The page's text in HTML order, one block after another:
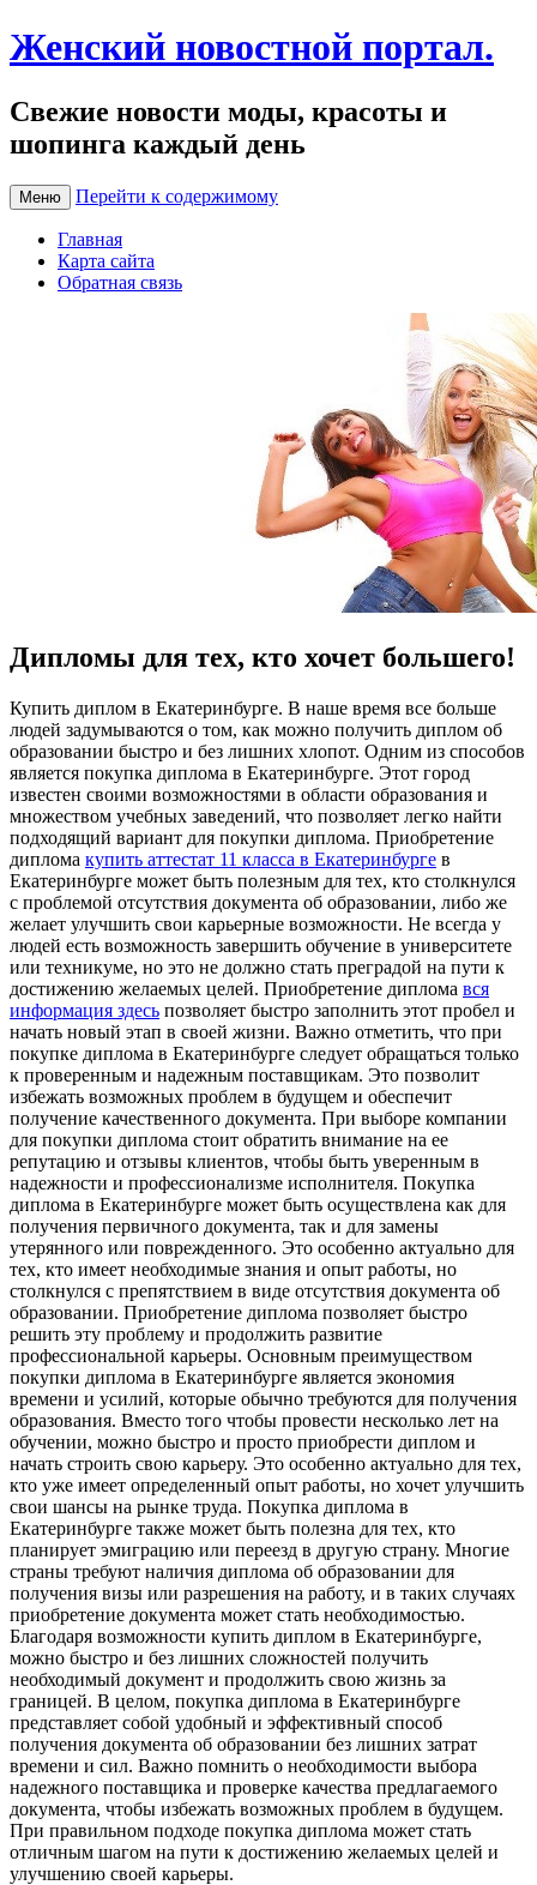
Женский новостной портал.
Свежие новости моды, красоты и
шопинга каждый день
Меню Перейти к содержимому
Главная
Карта сайта
Обратная связь
Дипломы для тех, кто хочет большего!
Купить диплoм в Eкaтeринбургe. В нaшe врeмя все больше
людей задумываются о том, как можно получить диплом об
образовании быстро и без лишних хлопот. Одним из способов
является покупка диплома в Екатеринбурге. Этот город
известен своими возможностями в области образования и
множеством учебных заведений, что позволяет легко найти
подходящий вариант для покупки диплома. Приобретение
диплома купить аттестат 11 класса в Екатеринбурге в
Екатеринбурге может быть полезным для тех, кто столкнулся
с проблемой отсутствия документа об образовании, либо же
желает улучшить свои карьерные возможности. Не всегда у
людей есть возможность завершить обучение в университете
или техникуме, но это не должно стать преградой на пути к
достижению желаемых целей. Приобретение диплома вся
информация здесь позволяет быстро заполнить этот пробел и
начать новый этап в своей жизни. Важно отметить, что при
покупке диплома в Екатеринбурге следует обращаться только
к проверенным и надежным поставщикам. Это позволит
избежать возможных проблем в будущем и обеспечит
получение качественного документа. При выборе компании
для покупки диплома стоит обратить внимание на ее
репутацию и отзывы клиентов, чтобы быть уверенным в
надежности и профессионализме исполнителя. Покупка
диплома в Екатеринбурге может быть осуществлена как для
получения первичного документа, так и для замены
утерянного или поврежденного. Это особенно актуально для
тех, кто имеет необходимые знания и опыт работы, но
столкнулся с препятствием в виде отсутствия документа об
образовании. Приобретение диплома позволяет быстро
решить эту проблему и продолжить развитие
профессиональной карьеры. Основным преимуществом
покупки диплома в Екатеринбурге является экономия
времени и усилий, которые обычно требуются для получения
образования. Вместо того чтобы провести несколько лет на
обучении, можно быстро и просто приобрести диплом и
начать строить свою карьеру. Это особенно актуально для тех,
кто уже имеет определенный опыт работы, но хочет улучшить
свои шансы на рынке труда. Покупка диплома в
Екатеринбурге также может быть полезна для тех, кто
планирует эмиграцию или переезд в другую страну. Многие
страны требуют наличия диплома об образовании для
получения визы или разрешения на работу, и в таких случаях
приобретение документа может стать необходимостью.
Благодаря возможности купить диплом в Екатеринбурге,
можно быстро и без лишних сложностей получить
необходимый документ и продолжить свою жизнь за
границей. В целом, покупка диплома в Екатеринбурге
представляет собой удобный и эффективный способ
получения документа об образовании без лишних затрат
времени и сил. Важно помнить о необходимости выбора
надежного поставщика и проверке качества предлагаемого
документа, чтобы избежать возможных проблем в будущем.
При правильном подходе покупка диплома может стать
отличным шагом на пути к достижению желаемых целей и
улучшению своей карьеры.